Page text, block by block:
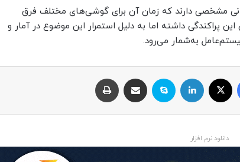
مشخصی دارند که زمان آن برای گوشی‌های مختلف فرق
پراکندگی داشته اما به دلیل استمرار این موضوع در آمار و
به‌شمار می‌رود.
ایکس
دانلود نرم افزار